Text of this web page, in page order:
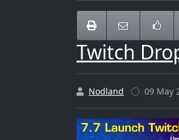
Twitch
Nodland 09 May